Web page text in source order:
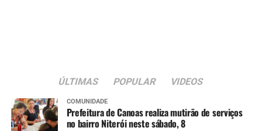
ÚLTIMAS POPULAR VIDEOS
COMUNIDADE
Prefeitura de Canoas realiza mutirão de serviços
no bairro Niterói neste sábado, 8